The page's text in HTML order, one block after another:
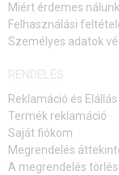
Miért érdemes
Felhasználási
Személyes adatok
RENDELÉS
Reklamáció és Elállás
Termék reklamáció
Saját fiókom
Megrendelés
A megrendelés